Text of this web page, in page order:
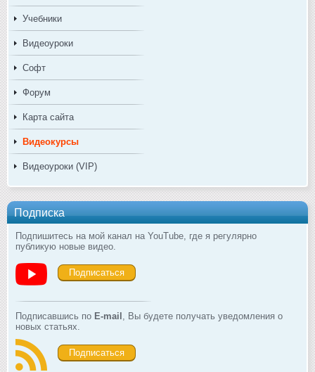
Учебники
Видеоуроки
Софт
Форум
Карта сайта
Видеокурсы
Видеоуроки (VIP)
Подписка
Подпишитесь на мой канал на YouTube, где я регулярно
публикую новые видео.
Подписаться
Подписавшись по E-mail , Вы будете получать уведомления о
новых статьях.
Подписаться